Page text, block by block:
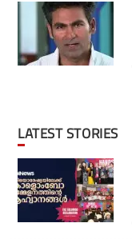
LATEST STORIES